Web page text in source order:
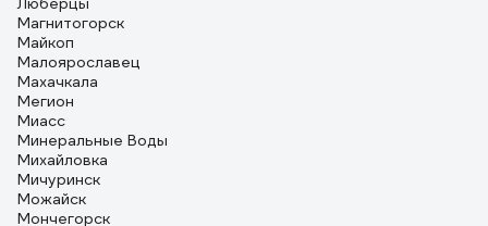
Магнитогорск
Майкоп
Малоярославец
Махачкала
Мегион
Миасс
Минеральные Воды
Михайловка
Мичуринск
Можайск
Мончегорск